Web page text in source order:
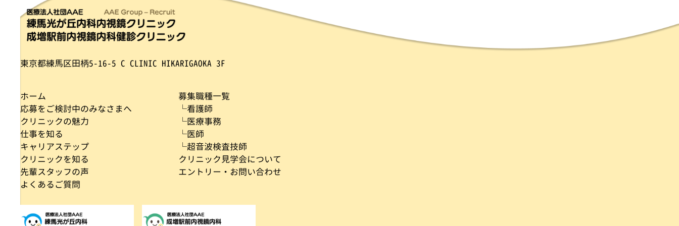
東京都練馬区田柄5-16-5 C CLINIC HIKARIGAOKA 3F
ホーム
応募をご検討中のみなさまへ
クリニックの魅力
仕事を知る
キャリアステップ
クリニックを知る
先輩スタッフの声
よくあるご質問
募集職種一覧
└看護師
└医療事務
└医師
└超音波検査技師
クリニック見学会について
エントリー・お問い合わせ